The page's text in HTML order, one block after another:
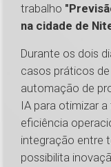
trabalho
na cidade de
Durante os dois
casos práticos
automação de
IA para otimizar
eficiência
integração entre
possibilita